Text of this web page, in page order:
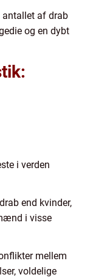
af drab
og en dybt
i verden
end kvinder,
i visse
mellem
voldelige